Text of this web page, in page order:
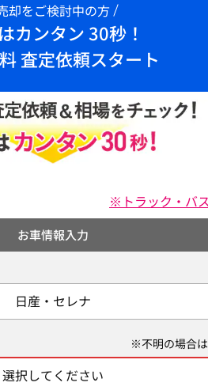
却をご検討中の方
カンタン 30秒！
査定依頼スタート
※トラック・バ
お車情報入力
日産・セレナ
※不明の場合
選択してください